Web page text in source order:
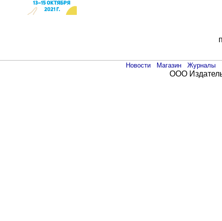
Новости Магазин Журналы
ООО